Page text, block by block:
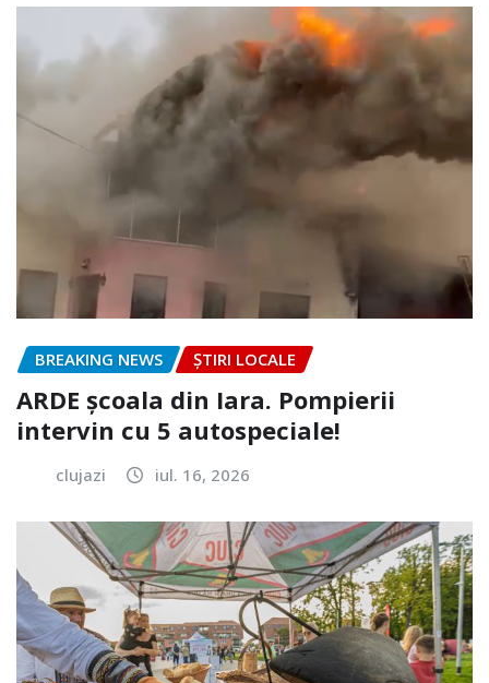
BREAKING NEWS ȘTIRI LOCALE
ARDE școala din Iara. Pompierii
intervin cu 5 autospeciale!
clujazi iul. 16, 2026